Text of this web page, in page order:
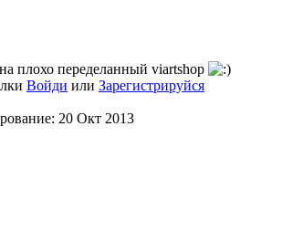
плохо переделанный viartshop
Войди или Зарегистрируйся
20 Окт 2013